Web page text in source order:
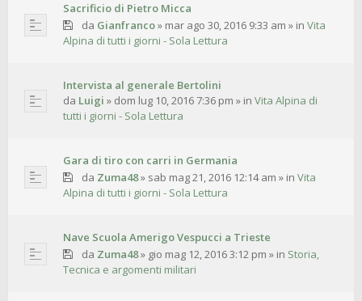
Sacrificio di Pietro Micca
da Gianfranco» mar ago 30, 2016 9:33 am » in Vita
Alpina di tutti i giorni - Sola Lettura
Intervista al generale Bertolini
da Luigi » dom lug 10, 2016 7:36 pm » in Vita Alpina di
tutti i giorni - Sola Lettura
Gara di tiro con carri in Germania
da Zuma48» sab mag 21, 2016 12:14 am » in Vita
Alpina di tutti i giorni - Sola Lettura
Nave Scuola Amerigo Vespucci a Trieste
da Zuma48» gio mag 12, 2016 3:12 pm » in Storia,
Tecnica e argomenti militari